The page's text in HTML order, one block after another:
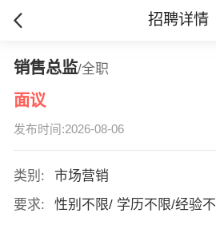
招聘详情
销售总监/全职
面议
发布时间:2026-08-06
类别:
市场营销
要求:
性别不限/ 学历不限/经验